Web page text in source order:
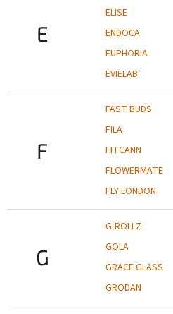
E
ELISE
ENDOCA
EUPHORIA
EVIELAB
F
FAST BUDS
FILA
FITCANN
FLOWERMATE
FLY LONDON
G
G-ROLLZ
GOLA
GRACE GLASS
GRODAN